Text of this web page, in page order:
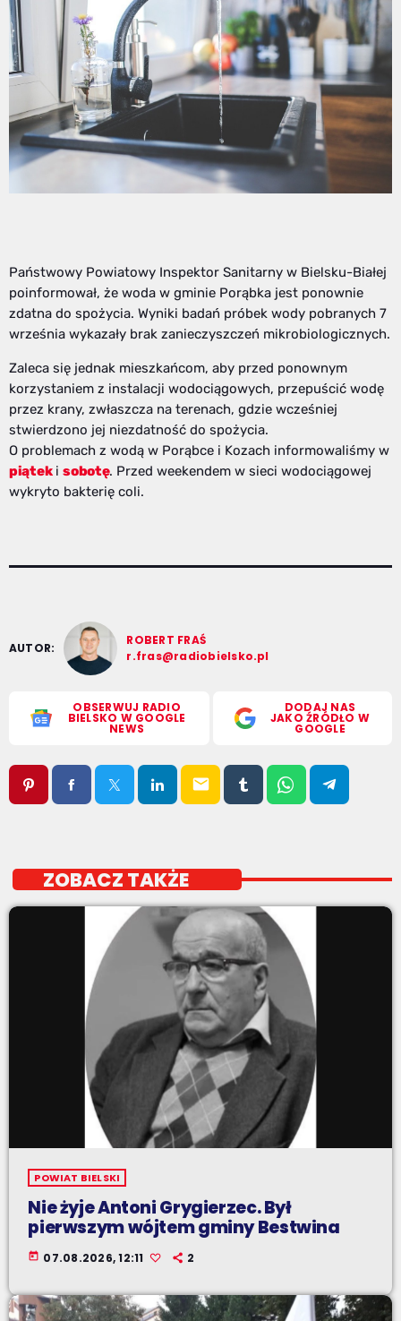
Państwowy Powiatowy Inspektor Sanitarny w Bielsku-Białej
poinformował, że woda w gminie Porąbka jest ponownie
zdatna do spożycia. Wyniki badań próbek wody pobranych 7
września wykazały brak zanieczyszczeń mikrobiologicznych.
Zaleca się jednak mieszkańcom, aby przed ponownym
korzystaniem z instalacji wodociągowych, przepuścić wodę
przez krany, zwłaszcza na terenach, gdzie wcześniej
stwierdzono jej niezdatność do spożycia.
O problemach z wodą w Porąbce i Kozach informowaliśmy w
piątekisobotę. Przed weekendem w sieci wodociągowej
wykryto bakterię coli.
AUTOR:
ROBERT FRAŚ
r.fras@radiobielsko.pl
OBSERWUJ RADIO
BIELSKO W GOOGLE
NEWS
DODAJ NAS
JAKO ŹRÓDŁO W
GOOGLE
email
ZOBACZ TAKŻE
POWIAT BIELSKI
Nie żyje Antoni Grygierzec. Był
pierwszym wójtem gminy Bestwina
today 07.08.2026, 12:11 2